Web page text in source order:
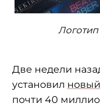
Логотип
Две недели
установил
почти 40